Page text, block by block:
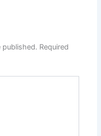
published. Required